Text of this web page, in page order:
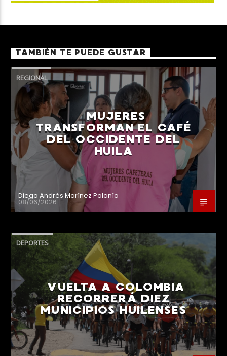
TAMBIÉN TE PUEDE GUSTAR
REGIONAL
MUJERES
TRANSFORMAN EL CAFÉ
DEL OCCIDENTE DEL
HUILA
Diego Andrés Marínez Polanía
08/06/2026
DEPORTES
VUELTA A COLOMBIA
RECORRERÁ DIEZ
MUNICIPIOS HUILENSES